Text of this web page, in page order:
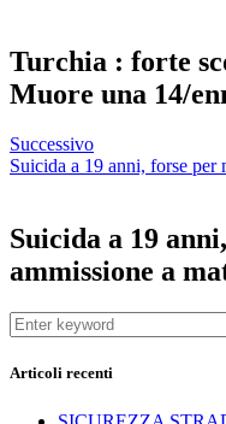
Turchia : forte
Muore una 14/
Successivo
Suicida a 19 anni, forse per
Suicida a 19
ammissione a
Articoli recenti